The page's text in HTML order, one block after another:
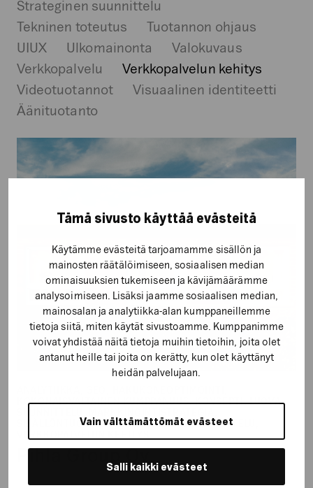
Tämä sivusto käyttää evästeitä
Käytämme evästeitä tarjoamamme sisällön ja
mainosten räätälöimiseen, sosiaalisen median
ominaisuuksien tukemiseen ja kävijämäärämme
analysoimiseen. Lisäksi jaamme sosiaalisen median,
mainosalan ja analytiikka-alan kumppaneillemme
tietoja siitä, miten käytät sivustoamme. Kumppanimme
voivat yhdistää näitä tietoja muihin tietoihin, joita olet
antanut heille tai joita on kerätty, kun olet käyttänyt
heidän palvelujaan.
Vain välttämättömät evästeet
Salli kaikki evästeet
Strateginen suunnittelu
Tekninen toteutus
Tuotannon ohjaus
UIUX
Ulkomainonta
Valokuvaus
Verkkopalvelu
Verkkopalvelun kehitys
Videotuotannot
Visuaalinen identiteetti
Äänituotanto
Group
Oy
KOKONAISVALTAINEN KUMPPANUUS, KONSEPTI, LUOVA
SISÄLLÖNTUOTANTO, STRATEGINEN SUUNNITTELU,
Pihla Group Oy